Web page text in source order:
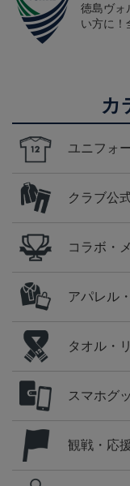
徳島ヴォ
い方に！
カ
ユニフォ
クラブ公
コラボ・
アパレル
タオル・
スマホグ
観戦・応